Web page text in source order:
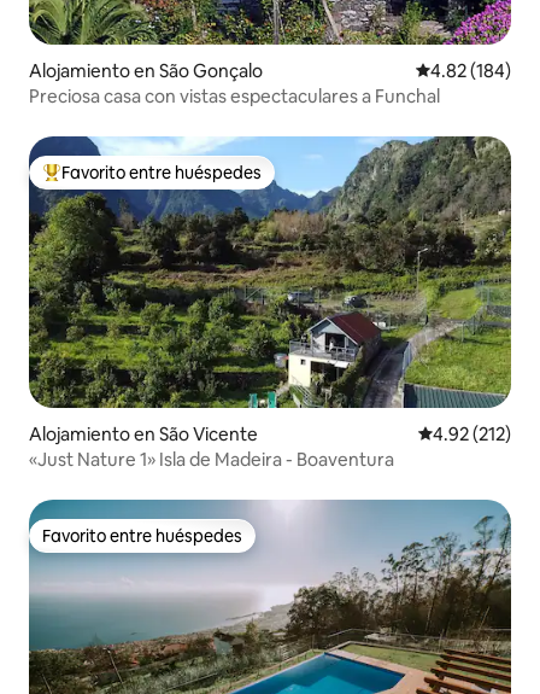
Alojamiento en São Gonçalo Calificación
4.82 (184)
Preciosa casa con vistas espectaculares a Funchal
Favorito entre huéspedes preferido
Favorito entre huéspedes
Alojamiento en São Vicente Calificación
4.92 (212)
«Just Nature 1» Isla de Madeira - Boaventura
Favorito entre huéspedes
Favorito entre huéspedes